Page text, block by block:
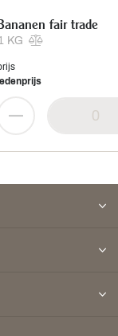
KG
fair trade
ledenprijs